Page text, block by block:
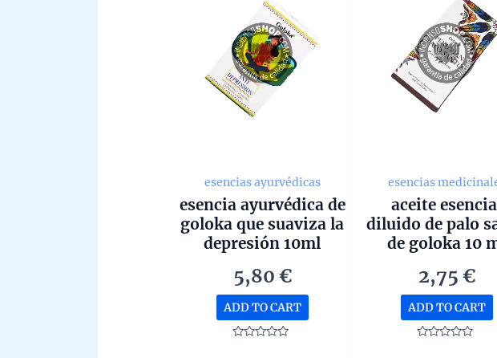
esencias ayurvédicas
esencia ayurvédica de
goloka que suaviza la
depresión 10ml
5,80 €
ADD TO CART
esencias
aceite
diluido de palo
de goloka 10
2,75 €
ADD TO CART